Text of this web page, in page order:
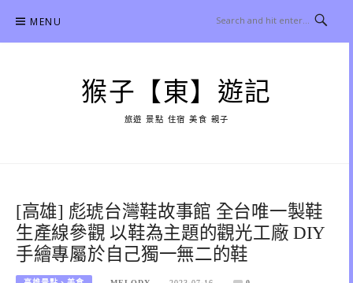
content
MENU
猴子【東】遊記
旅遊 景點 住宿 美食 親子
[高雄] 彪琥台灣鞋故事館 全台唯一製鞋
生產線參觀 以鞋為主題的觀光工廠 DIY
手繪專屬於自己獨一無二的鞋